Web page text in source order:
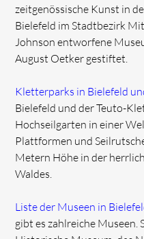
zeitgenössische Kunst in
Bielefeld im Stadtbezirk
Johnson entworfene
August Oetker gestiftet.
Kletterparks in Bielefeld
Bielefeld und der Teuto-
Hochseilgarten in einer
Plattformen und
Metern Höhe in der
Waldes.
Liste der Museen in
gibt es zahlreiche Museen.